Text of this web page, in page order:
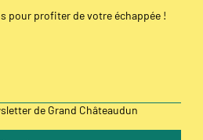
pour profiter de votre échappée !
de Grand Châteaudun